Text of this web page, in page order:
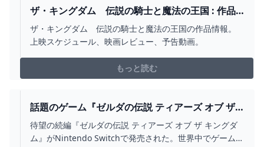
ザ・キングダム 伝説の騎士と魔法の王国 : 作品
情報 - 映画.COM
ザ・キングダム 伝説の騎士と魔法の王国の作品情報。
上映スケジュール、映画レビュー、予告動画。
もっと読む
話題のゲーム『ゼルダの伝説 ティアーズ オブ ザ
キングダム』レビュー。『ティアキン』がもたら
す複層的で緩慢な時間｜TOKYO ART BEAT
待望の続編『ゼルダの伝説 ティアーズ オブ ザ キングダ
ム』がNintendo Switchで発売された。世界中でゲームフ